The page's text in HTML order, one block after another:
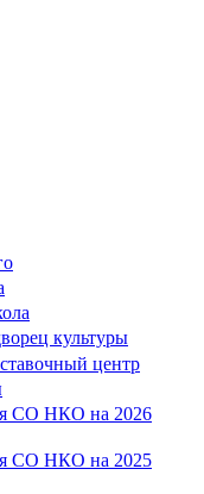
культуры
центр
СО НКО на 2026
СО НКО на 2025